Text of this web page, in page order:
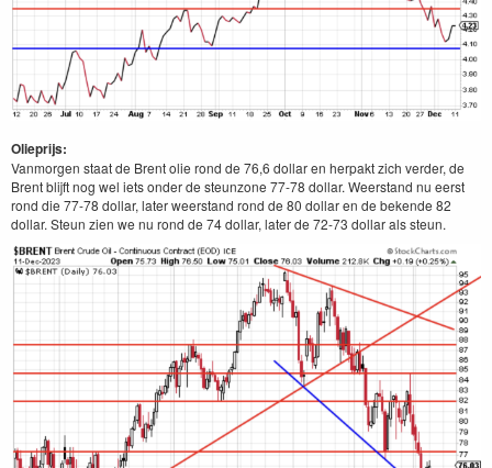
Olieprijs:
Vanmorgen staat de Brent olie rond de 76,6 dollar en herpakt zich verder, de
Brent blijft nog wel iets onder de steunzone 77-78 dollar. Weerstand nu eerst
rond die 77-78 dollar, later weerstand rond de 80 dollar en de bekende 82
dollar. Steun zien we nu rond de 74 dollar, later de 72-73 dollar als steun.